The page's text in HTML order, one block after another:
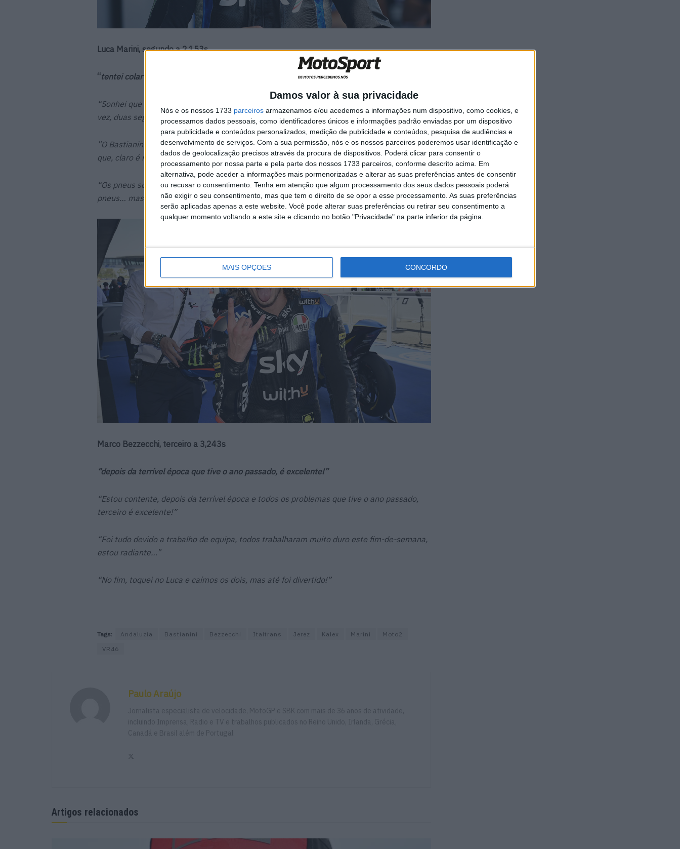
Damos valor à sua privacidade
Nós e os nossos 1733 parceiros armazenamos e/ou acedemos a informações num dispositivo, como cookies, e
processamos dados pessoais, como identificadores únicos e informações padrão enviadas por um dispositivo
para publicidade e conteúdos personalizados, medição de publicidade e conteúdos, pesquisa de audiências e
desenvolvimento de serviços. Com a sua permissão, nós e os nossos parceiros poderemos usar identificação e
dados de geolocalização precisos através da procura de dispositivos. Poderá clicar para consentir o
processamento por nossa parte e pela parte dos nossos 1733 parceiros, conforme descrito acima. Em
alternativa, pode aceder a informações mais pormenorizadas e alterar as suas preferências antes de consentir
ou recusar o consentimento. Tenha em atenção que algum processamento dos seus dados pessoais poderá
não exigir o seu consentimento, mas que tem o direito de se opor a esse processamento. As suas preferências
serão aplicadas apenas a este website. Você pode alterar suas preferências ou retirar seu consentimento a
qualquer momento voltando a este site e clicando no botão "Privacidade" na parte inferior da página.
MAIS OPÇÕES CONCORDO
Luca Marini, segundo a 2,153s
“tentei colar-me a ele e ultrapassá-lo, ele dificultou, o que é normal!”,
“Sonhei que ia ficar em segundo e não tinha ficado satisfeito, claro que queria ganhar outra
vez, duas seguidas, mas OK, para o campeonato, segundo é bom!”
”O Bastianini começou muito bem, eu tentei colar-me a ele e ultrapassá-lo, ele dificultou,
que, claro é normal, mas com isso degradei os meus pneus e ele foi embora!”
“Os pneus sobreaqueceram, a moto também, e tentei controlar o 2º lugar poupando os
pneus… mas já sabíamos que esta corria ia ser mais difícl por causa do calor!”
Marco Bezzecchi, terceiro a 3,243s
“depois da terrível época que tive o ano passado, é excelente!”
“Estou contente, depois da terrível época e todos os problemas que tive o ano passado,
terceiro é excelente!”
“Foi tudo devido a trabalho de equipa, todos trabalharam muito duro este fim-de-semana,
estou radiante…”
“No fim, toquei no Luca e caímos os dois, mas até foi divertido!”
Tags: Andaluzia Bastianini Bezzecchi Italtrans Jerez Kalex Marini
Moto2
VR46
Paulo Araújo
Jornalista especialista de velocidade, MotoGP e SBK com mais de 36 anos de atividade,
incluindo Imprensa, Radio e TV e trabalhos publicados no Reino Unido, Irlanda, Grécia,
Canadá e Brasil além de Portugal
Artigos relacionados